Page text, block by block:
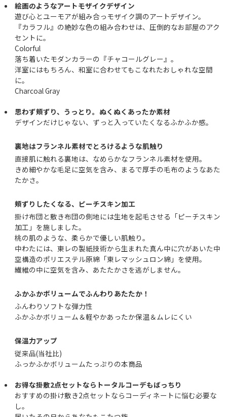
絵画のようなアートモザイクデザイン
遊び心とユーモアが組み合っモザイク調のアートデザイン。
『カラフル』の絶妙な色の組み合わせは、圧倒的なお部屋のアク
セントに。
Colorful
落ち着いたモダンカラーの『チャコールグレー』。
洋室にはもちろん、和室に合わせてもこなれたおしゃれな空間
に。
Charcoal Gray
思わず頬ずり、うっとり。ぬくぬくあったか素材
デザインだけじゃない、ずっと入っていたくなるふかふか感。
裏地はフランネル素材でとろけるような肌触り
直接肌に触れる裏地は、なめらかなフランネル素材を使用。
きめ細やかな毛足に空気を含み、まるで厚手の毛布のようなあた
たかさ。
頬ずりしたくなる、ピーチスキン加工
掛け布団と敷き布団の側地には生地を起毛させる「ピーチスキン
加工」を施しました。
桃の肌のような、柔らかで優しい肌触り。
中わたには、東レの製紙技術から生まれた真ん中に穴があいた中
空構造のポリエステル原綿「東レマッシュロン綿」を使用。
繊維の中に空気を含み、あたたかさを逃がしません。
ふかふかボリュームでふんわりあたたか！
ふんわりソフトな弾力性
ふかふかボリューム＆軽やかあったか保温＆ムレにくい
保温力アップ
従来品(当社比)
ふっかふかボリュームたっぷりの本商品
お得な掛敷2点セットならトータルコーデもばっちり
おすすめの掛け敷き2点セットならコーディネートに悩む必要な
し。